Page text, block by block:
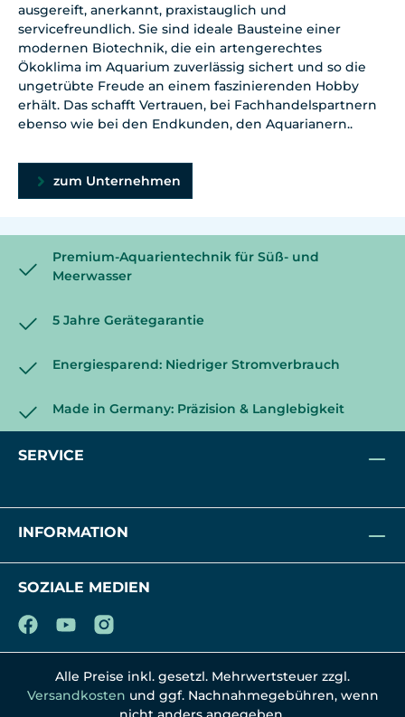
ausgereift, anerkannt, praxistauglich und
servicefreundlich. Sie sind ideale Bausteine einer
modernen Biotechnik, die ein artengerechtes
Ökoklima im Aquarium zuverlässig sichert und so die
ungetrübte Freude an einem faszinierenden Hobby
erhält. Das schafft Vertrauen, bei Fachhandelspartnern
ebenso wie bei den Endkunden, den Aquarianern..
zum Unternehmen
Premium-Aquarientechnik für Süß- und
Meerwasser
5 Jahre Gerätegarantie
Energiesparend: Niedriger Stromverbrauch
Made in Germany: Präzision & Langlebigkeit
SERVICE
INFORMATION
SOZIALE MEDIEN
Alle Preise inkl. gesetzl. Mehrwertsteuer zzgl.
Versandkosten und ggf. Nachnahmegebühren, wenn